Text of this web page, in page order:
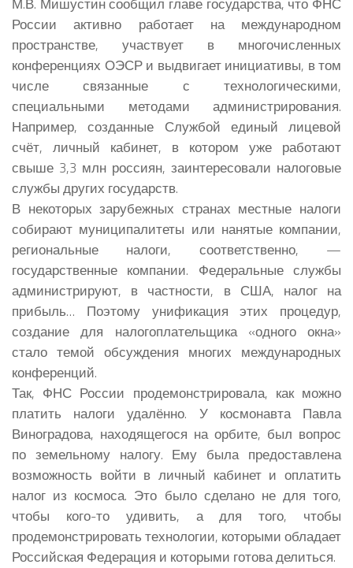
России активно работает на международном
пространстве, участвует в многочисленных
конференциях ОЭСР и выдвигает инициативы, в том
числе связанные с технологическими,
специальными методами администрирования.
Например, созданные Службой единый лицевой
счёт, личный кабинет, в котором уже работают
свыше 3,3 млн россиян, заинтересовали налоговые
службы других государств.
В некоторых зарубежных странах местные налоги
собирают муниципалитеты или нанятые компании,
региональные налоги, соответственно, —
государственные компании. Федеральные службы
администрируют, в частности, в США, налог на
прибыль… Поэтому унификация этих процедур,
создание для налогоплательщика «одного окна»
стало темой обсуждения многих международных
конференций.
Так, ФНС России продемонстрировала, как можно
платить налоги удалённо. У космонавта Павла
Виноградова, находящегося на орбите, был вопрос
по земельному налогу. Ему была предоставлена
возможность войти в личный кабинет и оплатить
налог из космоса. Это было сделано не для того,
чтобы кого-то удивить, а для того, чтобы
продемонстрировать технологии, которыми обладает
Российская Федерация и которыми готова делиться.